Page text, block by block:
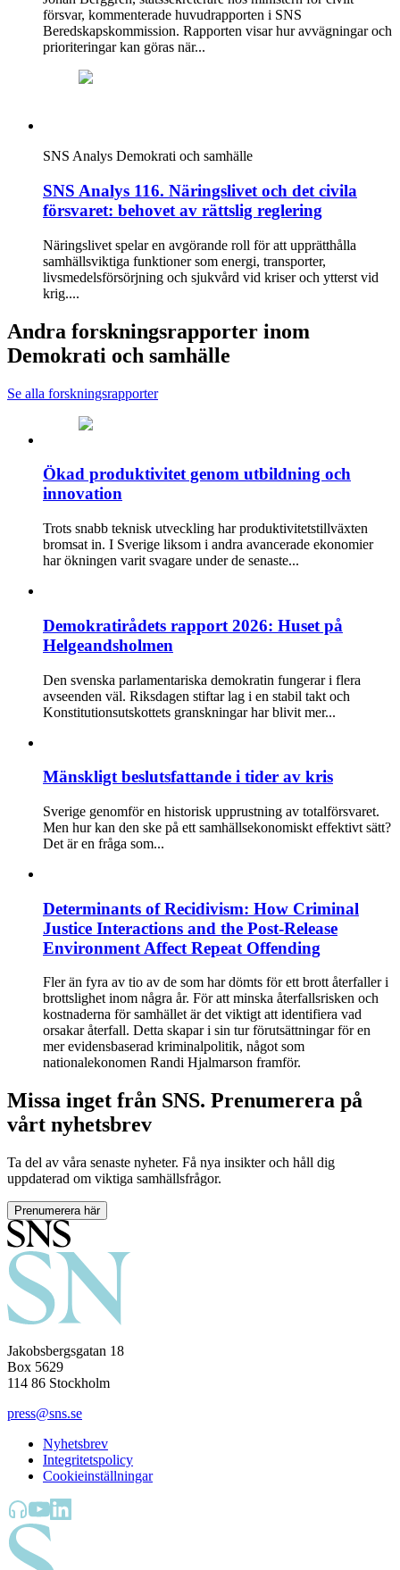
försvar, kommenterade huvudrapporten i SNS
Beredskapskommission. Rapporten visar hur avvägningar och
prioriteringar kan göras när...
SNS Analys Demokrati och samhälle
SNS Analys 116. Näringslivet och det civila
försvaret: behovet av rättslig reglering
Näringslivet spelar en avgörande roll för att upprätthålla
samhällsviktiga funktioner som energi, transporter,
livsmedelsförsörjning och sjukvård vid kriser och ytterst vid
krig....
Andra forskningsrapporter inom
Demokrati och samhälle
Se alla forskningsrapporter
Ökad produktivitet genom utbildning och
innovation
Trots snabb teknisk utveckling har produktivitetstillväxten
bromsat in. I Sverige liksom i andra avancerade ekonomier
har ökningen varit svagare under de senaste...
Demokratirådets rapport 2026: Huset på
Helgeandsholmen
Den svenska parlamentariska demokratin fungerar i flera
avseenden väl. Riksdagen stiftar lag i en stabil takt och
Konstitutionsutskottets granskningar har blivit mer...
Mänskligt beslutsfattande i tider av kris
Sverige genomför en historisk upprustning av totalförsvaret.
Men hur kan den ske på ett samhällsekonomiskt effektivt sätt?
Det är en fråga som...
Determinants of Recidivism: How Criminal
Justice Interactions and the Post-Release
Environment Affect Repeat Offending
Fler än fyra av tio av de som har dömts för ett brott återfaller i
brottslighet inom några år. För att minska återfallsrisken och
kostnaderna för samhället är det viktigt att identifiera vad
orsakar återfall. Detta skapar i sin tur förutsättningar för en
mer evidensbaserad kriminalpolitik, något som
nationalekonomen Randi Hjalmarson framför.
Missa inget från SNS. Prenumerera på
vårt nyhetsbrev
Ta del av våra senaste nyheter. Få nya insikter och håll dig
uppdaterad om viktiga samhällsfrågor.
Prenumerera här
Jakobsbergsgatan 18
Box 5629
114 86 Stockholm
press@sns.se
Nyhetsbrev
Integritetspolicy
Cookieinställningar